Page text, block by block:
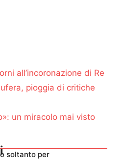
all’incoronazione di Re
pioggia di critiche
un miracolo mai visto
soltanto per